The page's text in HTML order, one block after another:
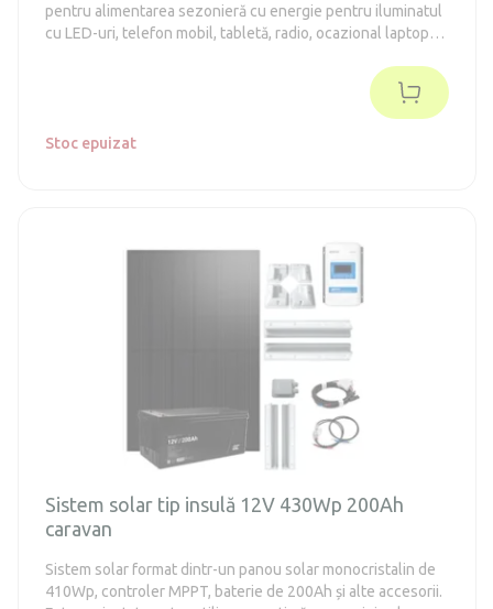
pentru alimentarea sezonieră cu energie pentru iluminatul
cu LED-uri, telefon mobil, tabletă, radio, ocazional laptop
Stoc epuizat
Sistem solar tip insulă 12V 430Wp 200Ah
caravan
Sistem solar format dintr-un panou solar monocristalin de
410Wp, controler MPPT, baterie de 200Ah și alte accesorii.